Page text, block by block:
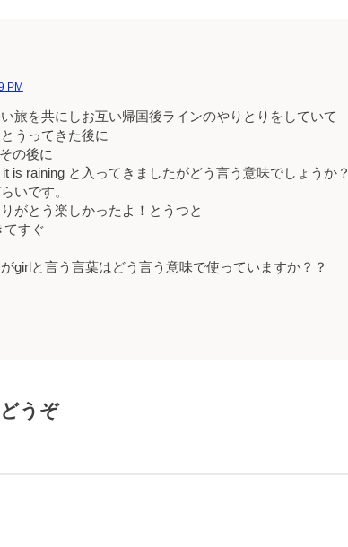
PM
旅を共にしお互い帰国後ラインのやりとりをしていて
うってきた後に
の後に
is raining と入ってきましたがどう言う意味でしょうか？
いです。
がとう楽しかったよ！とうつと
てすぐ
girlと言う言葉はどう言う意味で使っていますか？？
うぞ